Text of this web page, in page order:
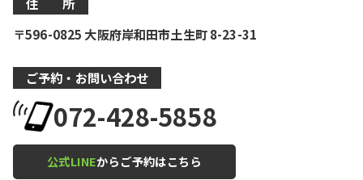
〒596-0825 大阪府岸和田市土生町 8-23-31
ご予約・お問い合わせ
072-428-5858
公式LINEからご予約はこちら